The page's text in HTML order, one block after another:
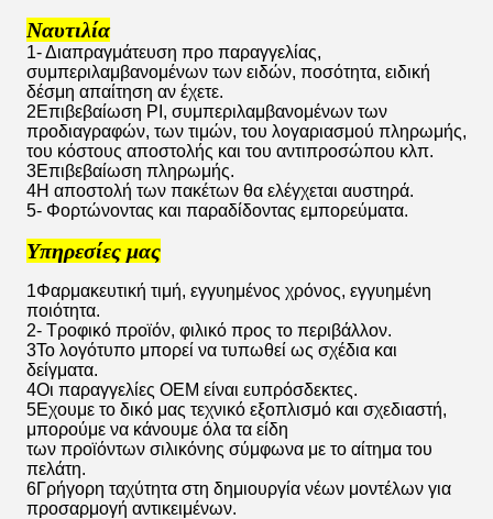
Ναυτιλία
1- Διαπραγμάτευση προ παραγγελίας,
συμπεριλαμβανομένων των ειδών, ποσότητα, ειδική
δέσμη απαίτηση αν έχετε.
2Επιβεβαίωση PI, συμπεριλαμβανομένων των
προδιαγραφών, των τιμών, του λογαριασμού πληρωμής,
του κόστους αποστολής και του αντιπροσώπου κλπ.
3Επιβεβαίωση πληρωμής.
4Η αποστολή των πακέτων θα ελέγχεται αυστηρά.
5- Φορτώνοντας και παραδίδοντας εμπορεύματα.
Υπηρεσίες μας
1Φαρμακευτική τιμή, εγγυημένος χρόνος, εγγυημένη
ποιότητα.
2- Τροφικό προϊόν, φιλικό προς το περιβάλλον.
3Το λογότυπο μπορεί να τυπωθεί ως σχέδια και
δείγματα.
4Οι παραγγελίες OEM είναι ευπρόσδεκτες.
5Εχουμε το δικό μας τεχνικό εξοπλισμό και σχεδιαστή,
μπορούμε να κάνουμε όλα τα είδη
των προϊόντων σιλικόνης σύμφωνα με το αίτημα του
πελάτη.
6Γρήγορη ταχύτητα στη δημιουργία νέων μοντέλων για
προσαρμογή αντικειμένων.